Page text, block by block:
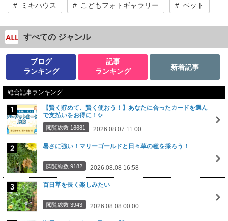
ミキハウス こどもフォトギャラリー ペット
すべての ジャンル
ブログ
ランキング
記事
ランキング
新着記事
総合記事ランキング
【賢く貯めて、賢く使おう！】あなたに合ったカードを選ん
で支払いをお得に！✨
閲覧総数 16681 2026.08.07 11:00
暑さに強い！マリーゴールドと日々草の種を採ろう！
閲覧総数 9182 2026.08.08 16:58
百日草を長く楽しみたい
閲覧総数 3943 2026.08.08 00:00